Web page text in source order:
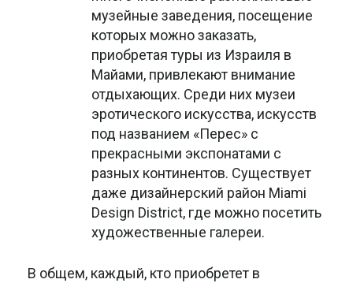
музейные заведения, посещение
которых можно заказать,
приобретая туры из Израиля в
Майами, привлекают внимание
отдыхающих. Среди них музеи
эротического искусства, искусств
под названием «Перес» с
прекрасными экспонатами с
разных континентов. Существует
даже дизайнерский район Miami
Design District, где можно посетить
художественные галереи.
В общем, каждый, кто приобретет в